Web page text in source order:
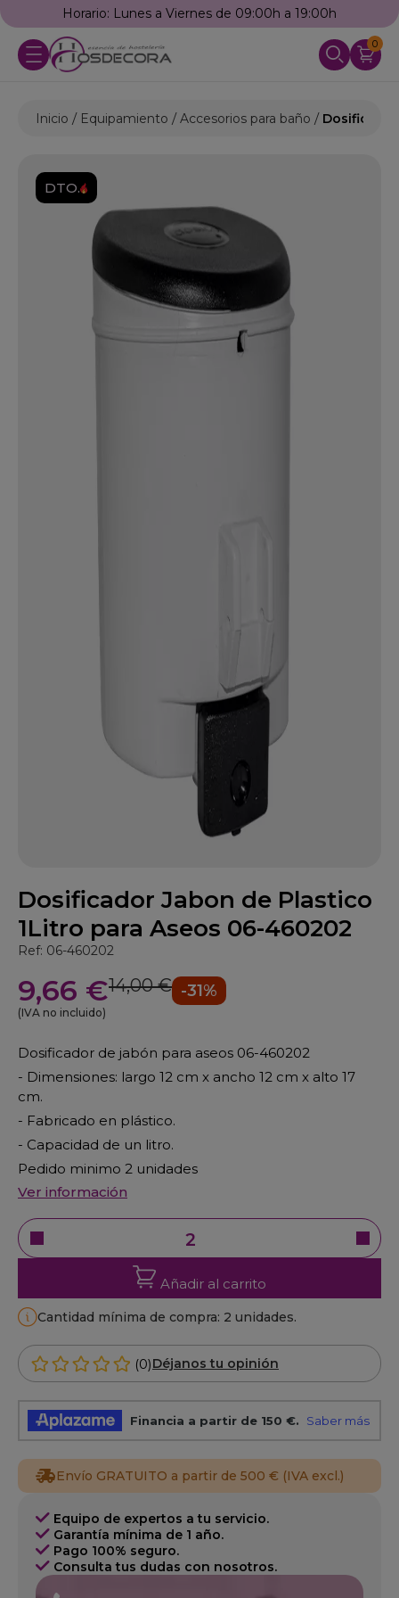
Horario: Lunes a Viernes de 09:00h a 19:00h
0
Inicio Equipamiento Accesorios para baño
DTO.
Dosificador Jabon de Plastico
1Litro para Aseos 06-460202
Ref: 06-460202
9,66 €14,00 € -31%
(IVA no incluido)
Dosificador de jabón para aseos 06-460202
- Dimensiones: largo 12 cm x ancho 12 cm x alto 17
cm.
- Fabricado en plástico.
- Capacidad de un litro.
Pedido minimo 2 unidades
Ver información
Añadir al carrito
Cantidad mínima de compra: 2 unidades.
(0)Déjanos tu opinión
Envío GRATUITO a partir de 500 € (IVA excl.)
Equipo de expertos a tu servicio.
Garantía mínima de 1 año.
Pago 100% seguro.
Consulta tus dudas con nosotros.